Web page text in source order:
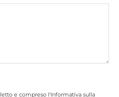
e compreso l'Informativa sulla